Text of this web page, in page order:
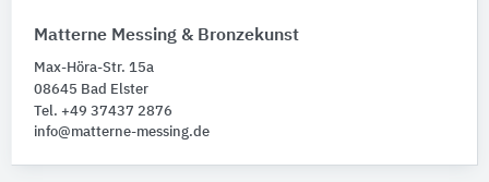
Matterne Messing & Bronzekunst
Max-Höra-Str. 15a
08645 Bad Elster
Tel. +49 37437 2876
info@matterne-messing.de